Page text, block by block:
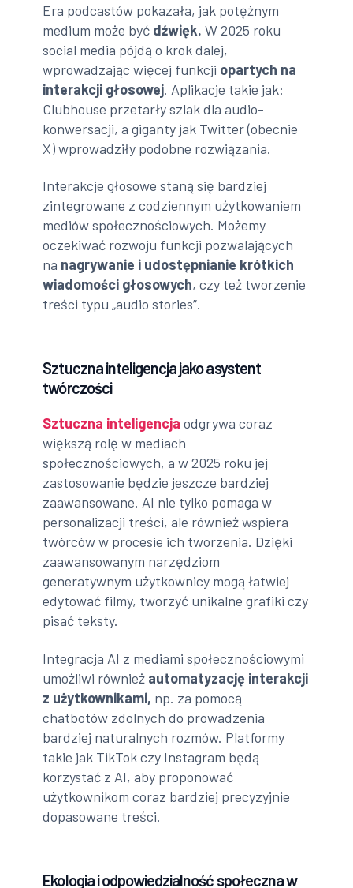
Era podcastów pokazała, jak potężnym
medium może być dźwięk. W 2025 roku
social media pójdą o krok dalej,
wprowadzając więcej funkcji opartych na
interakcji głosowej. Aplikacje takie jak:
Clubhouse przetarły szlak dla audio-
konwersacji, a giganty jak Twitter (obecnie
X) wprowadziły podobne rozwiązania.
Interakcje głosowe staną się bardziej
zintegrowane z codziennym użytkowaniem
mediów społecznościowych. Możemy
oczekiwać rozwoju funkcji pozwalających
na nagrywanie i udostępnianie krótkich
wiadomości głosowych, czy też tworzenie
treści typu „audio stories”.
Sztuczna inteligencja jako asystent
twórczości
Sztuczna inteligencja odgrywa coraz
większą rolę w mediach
społecznościowych, a w 2025 roku jej
zastosowanie będzie jeszcze bardziej
zaawansowane. AI nie tylko pomaga w
personalizacji treści, ale również wspiera
twórców w procesie ich tworzenia. Dzięki
zaawansowanym narzędziom
generatywnym użytkownicy mogą łatwiej
edytować filmy, tworzyć unikalne grafiki czy
pisać teksty.
Integracja AI z mediami społecznościowymi
umożliwi również automatyzację interakcji
z użytkownikami, np. za pomocą
chatbotów zdolnych do prowadzenia
bardziej naturalnych rozmów. Platformy
takie jak TikTok czy Instagram będą
korzystać z AI, aby proponować
użytkownikom coraz bardziej precyzyjnie
dopasowane treści.
Ekologia i odpowiedzialność społeczna w